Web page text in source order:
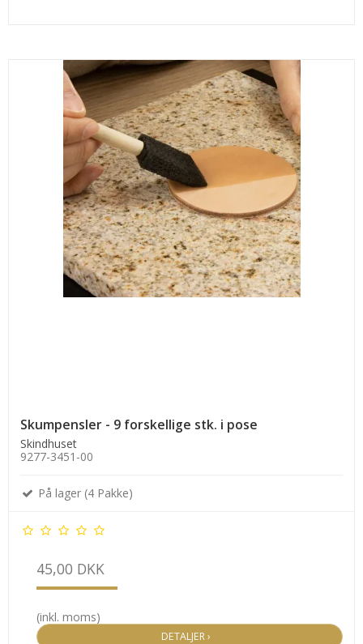
Skumpensler - 9 forskellige stk. i pose
Skindhuset
9277-3451-00
På lager (4 Pakke)
45,00 DKK
(inkl. moms)
DETALJER ›